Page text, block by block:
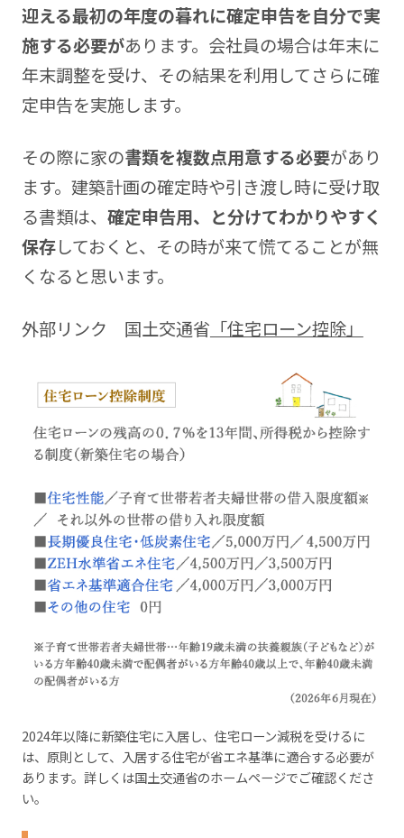
迎える最初の年度の暮れに確定申告を自分で実
施する必要があります。会社員の場合は年末に
年末調整を受け、その結果を利用してさらに確
定申告を実施します。
その際に家の書類を複数点用意する必要があり
ます。建築計画の確定時や引き渡し時に受け取
る書類は、 確定申告用、と分けてわかりやすく
保存しておくと、その時が来て慌てることが無
くなると思います。
外部リンク 国土交通省 「住宅ローン控除」
2024年以降に新築住宅に入居し、住宅ローン減税を受けるに
は、原則として、入居する住宅が省エネ基準に適合する必要が
あります。詳しくは国土交通省のホームページでご確認くださ
い。